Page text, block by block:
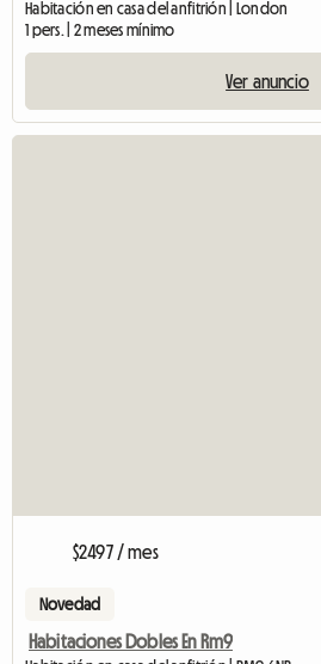
Habitación en casa del anfitrión | London
1 pers. | 2 meses mínimo
Ver anuncio
$2497 / mes
Novedad
Habitaciones Dobles En Rm9